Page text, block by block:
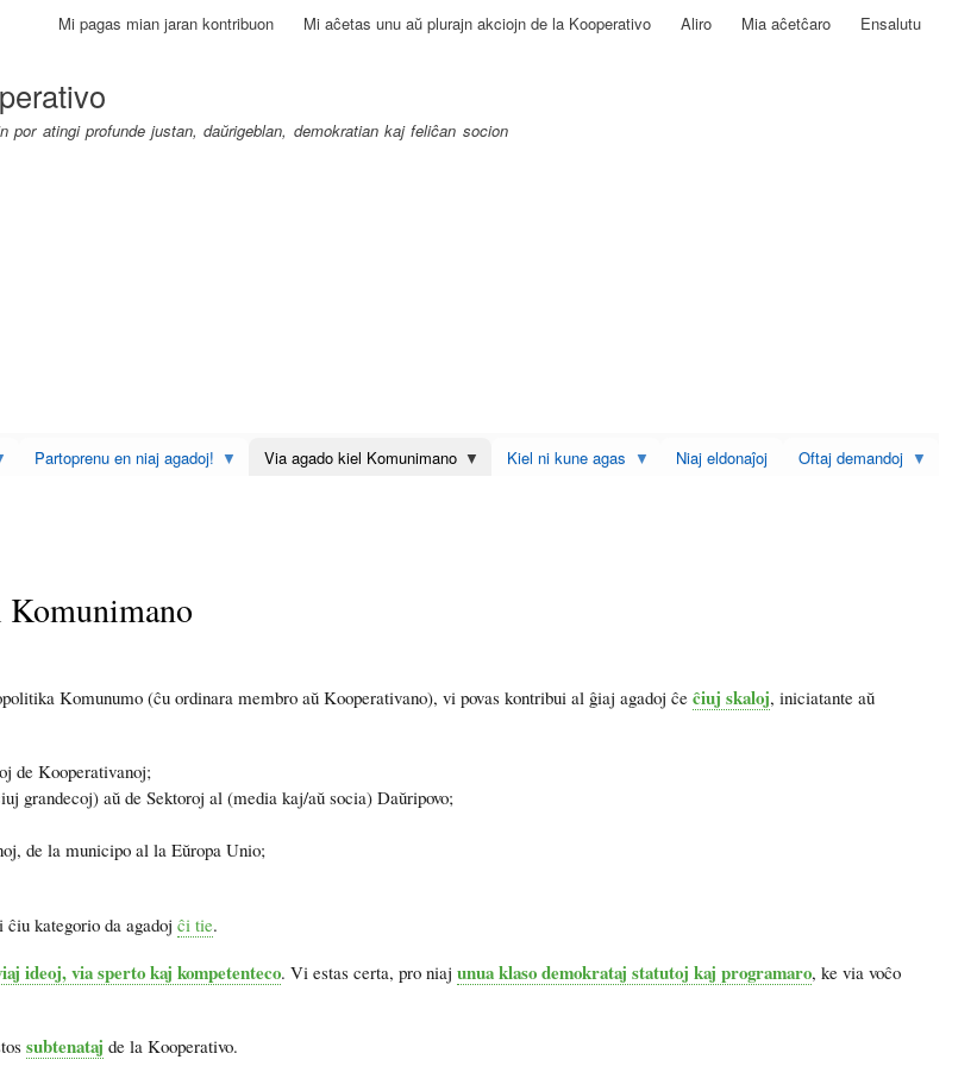
Skip
Mi pagas mian jaran kontribuon Mi aĉetas unu aŭ plurajn akciojn de la Kooperativo Aliro Mia aĉetĉaro Ensalutu
por atingi profunde justan, daŭrigeblan, demokratian kaj feliĉan socion
Partoprenu en niaj agadoj! Via agado kiel Komunimano Kiel ni kune agas Niaj eldonaĵoj
Oftaj demandoj
Komunumo (ĉu ordinara membro aŭ Kooperativano), vi povas kontribui al ĝiaj agadoj ĉe ĉiuj skaloj, iniciatante aŭ
de Kooperativanoj;
grandecoj) aŭ de Sektoroj al (media kaj/aŭ socia) Daŭripovo;
de la municipo al la Eŭropa Unio;
kategorio da agadoj ĉi tie.
ideoj, via sperto kaj kompetenteco. Vi estas certa, pro niaj unua klaso demokrataj statutoj kaj programaro, ke via voĉo
subtenataj de la Kooperativo.